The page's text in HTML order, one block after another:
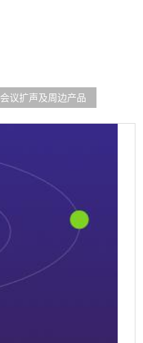
会议扩声及周边产品